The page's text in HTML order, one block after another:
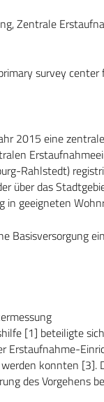
Zentrale
survey
2015 eine
Rahlstedt)
über das
in geeigneten
Basisversorgung
[1] beteiligte
Erstaufnahme-
konnten [3].
des Vorgehens